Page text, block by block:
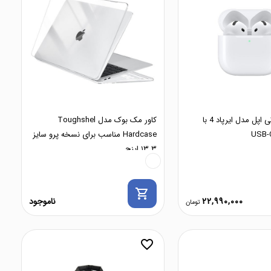
هدفون بلوتوثی اپل مدل ایرپاد 4 با
22,990,000
کاور مک بوک مدل Toughshel
Hardcase مناسب برای نسخه پرو سایز
۱۳.۳ اینچ
ناموجود
shopping_cart
favorite_border